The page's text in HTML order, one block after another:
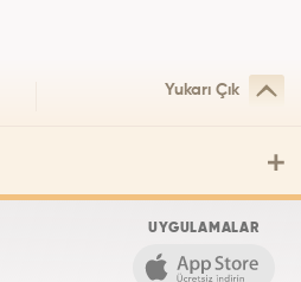
Yukarı Çık
UYGULAMALAR